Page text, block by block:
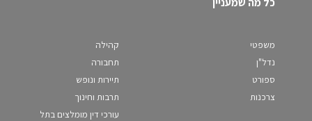
משפטי
נדל"ן
ספורט
צרכנות
קהילה
תחבורה
תיירות ונופש
תרבות וחינוך
עורכי דין מומלצים בתל